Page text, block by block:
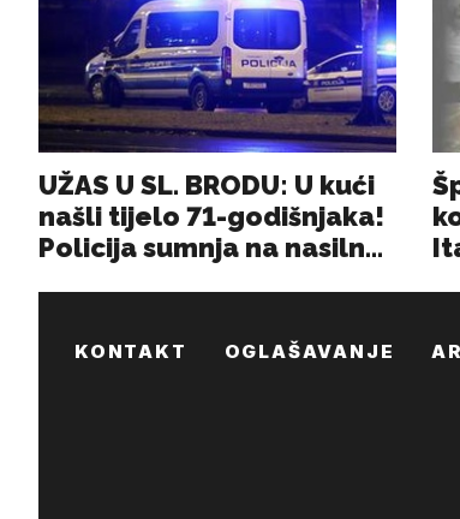
KONTAKT OGLAŠAVANJE